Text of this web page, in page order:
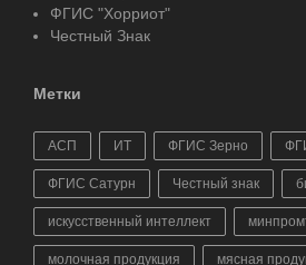
ФГИС "Хорриот"
Честный Знак
Метки
АСП ИТ ФГИС Зерно
ФГИС Сатурн Честный знак
искусственный интеллект
молочная продукция мясная